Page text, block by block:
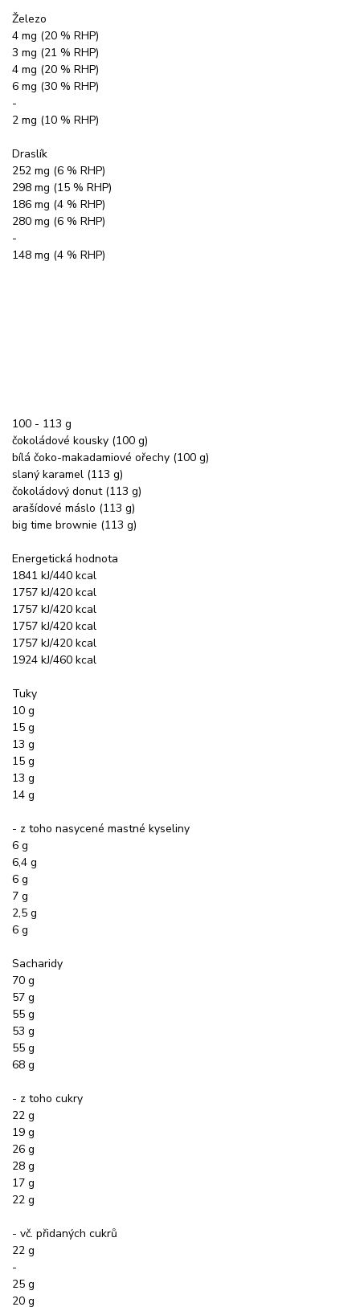
Železo
4 mg (20 % RHP)
3 mg (21 % RHP)
4 mg (20 % RHP)
6 mg (30 % RHP)
-
2 mg (10 % RHP)
Draslík
252 mg (6 % RHP)
298 mg (15 % RHP)
186 mg (4 % RHP)
280 mg (6 % RHP)
-
148 mg (4 % RHP)
100 - 113 g
čokoládové kousky (100 g)
bílá čoko-makadamiové ořechy (100 g)
slaný karamel (113 g)
čokoládový donut (113 g)
arašídové máslo (113 g)
big time brownie (113 g)
Energetická hodnota
1841 kJ/440 kcal
1757 kJ/420 kcal
1757 kJ/420 kcal
1757 kJ/420 kcal
1757 kJ/420 kcal
1924 kJ/460 kcal
Tuky
10 g
15 g
13 g
15 g
13 g
14 g
- z toho nasycené mastné kyseliny
6 g
6,4 g
6 g
7 g
2,5 g
6 g
Sacharidy
70 g
57 g
55 g
53 g
55 g
68 g
- z toho cukry
22 g
19 g
26 g
28 g
17 g
22 g
- vč. přidaných cukrů
22 g
-
25 g
20 g